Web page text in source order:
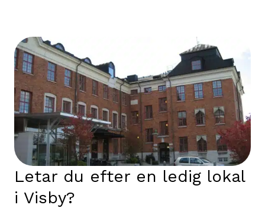
Letar du efter en ledig lokal
i Visby?